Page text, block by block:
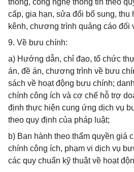
thông, công nghệ thông tin theo
cấp, gia hạn, sửa đổi bổ sung, thu
kênh, chương trình quảng cáo đối
9. Về bưu chính:
a) Hướng dẫn, chỉ đạo, tổ chức
án, đề án, chương trình về bưu
sách về hoạt động bưu chính;
chính công ích và cơ chế hỗ trợ
định thực hiện cung ứng dịch vụ
theo quy định của pháp luật;
b) Ban hành theo thẩm quyền giá
chính công ích, phạm vi dịch vụ
các quy chuẩn kỹ thuật về hoạt